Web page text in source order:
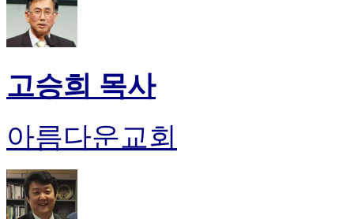
고승희 목사
아름다운교회